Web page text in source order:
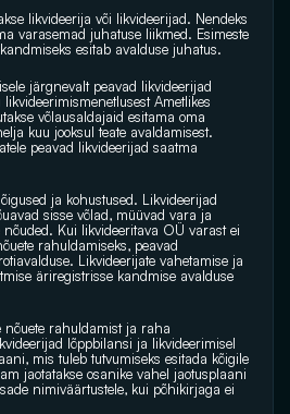
likvideerija või likvideerijad. Nendeks
varasemad juhatuse liikmed. Esimeste
esitab avalduse juhatus.
järgnevalt peavad likvideerijad
Ametlikes
võlausaldajaid esitama oma
kuu jooksul teate avaldamisest.
peavad likvideerijad saatma
ja kohustused. Likvideerijad
sisse võlad, müüvad vara ja
Kui likvideeritava OÜ varast ei
rahuldamiseks, peavad
Likvideerijate vahetamise ja
äriregistrisse kandmise avalduse
nõuete rahuldamist ja raha
lõppbilansi ja likvideerimisel
mis tuleb tutvumiseks esitada kõigile
jaotatakse osanike vahel jaotusplaani
nimiväärtustele, kui põhikirjaga ei